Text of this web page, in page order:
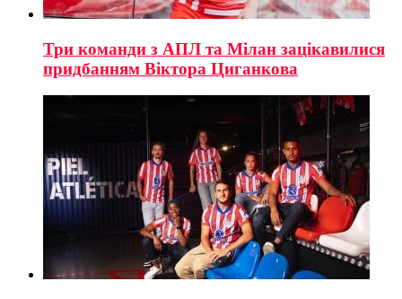
Три команди з АПЛ та Мілан зацікавилися
придбанням Віктора Циганкова